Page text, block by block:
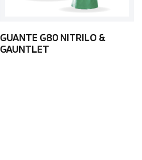
GUANTE G80 NITRILO &
GAUNTLET